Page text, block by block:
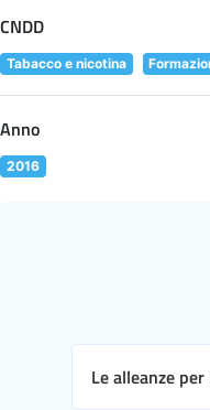
CNDD
Tabacco e nicotina
Anno
2016
Le alleanze